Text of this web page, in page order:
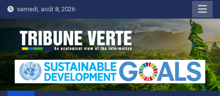
Skip
to
content
samedi, août 8, 2026
Tribune Verte
Un regard écologique de l'information